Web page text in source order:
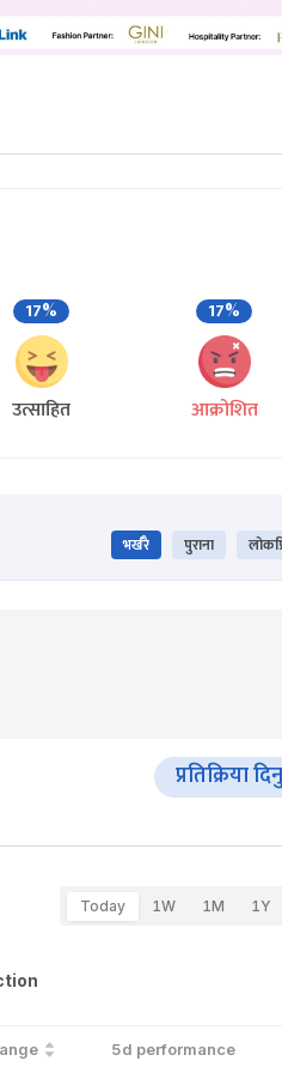
17%
उत्साहित
17%
आक्रोशित
भर्खरै पुराना
प्रतिक्रिया